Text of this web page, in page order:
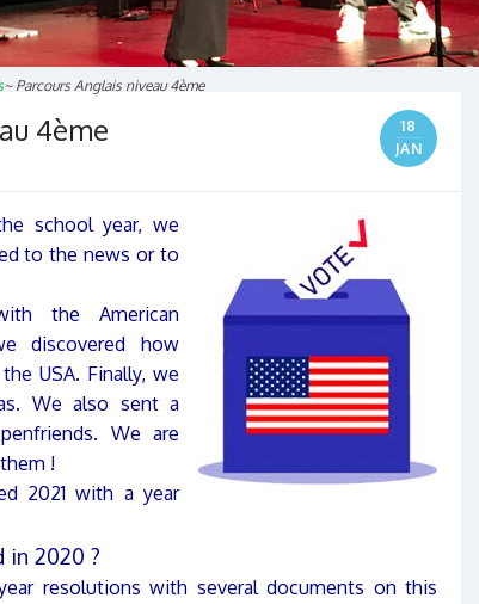
~ Parcours Anglais niveau 4ème
4ème
18
JAN
school year, we
to the news or to
the American
discovered how
USA. Finally, we
We also sent a
We are
!
2021 with a year
2020 ?
resolutions with several documents on this